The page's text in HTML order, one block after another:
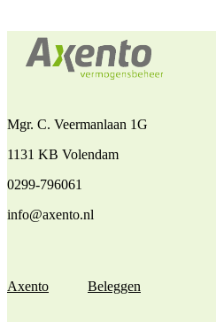
Mgr. C. Veermanlaan 1G
1131 KB Volendam
0299-796061
info@axento.nl
Axento Beleggen